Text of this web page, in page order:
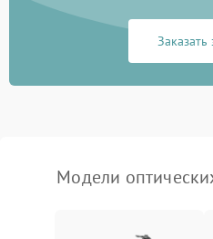
Неисправность системы
защиты от замыкания
защиты от перегрева
Заказать
Модели